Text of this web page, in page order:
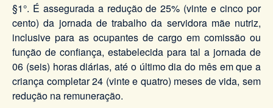
§1°. É assegurada a redução de 25% (vinte e cinco por
cento) da jornada de trabalho da servidora mãe nutriz,
inclusive para as ocupantes de cargo em comissão ou
função de confiança, estabelecida para tal a jornada de
06 (seis) horas diárias, até o último dia do mês em que a
criança completar 24 (vinte e quatro) meses de vida, sem
redução na remuneração.